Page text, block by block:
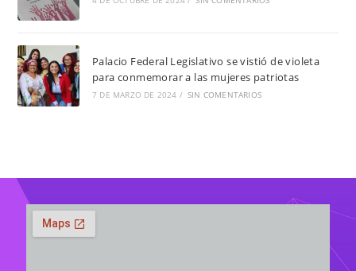
Palacio Federal Legislativo se vistió de violeta
para conmemorar a las mujeres patriotas
7 DE MARZO DE 2024 / SIN COMENTARIOS